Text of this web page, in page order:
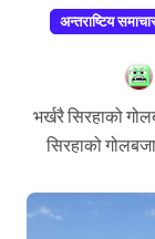
अन्तराष्टिय
भर्खरै सिरहाको गोलबजारमा तुलसीपुरका गणेश यादवको गोली लागेर मृत्यु:
सिरहाको